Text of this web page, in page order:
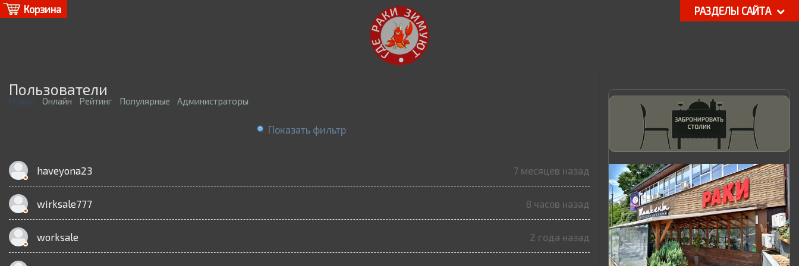
Корзина РАЗДЕЛЫ САЙТА
Пользователи
Новые Онлайн Рейтинг Популярные Администраторы
Показать фильтр
haveyona23 7 месяцев назад
wirksale777 8 часов назад
worksale 2 года назад